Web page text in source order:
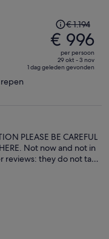
De
prijs
was
€ 1.194,
de
per
persoon
€ 1.194
€ 996
per persoon
29 okt - 3 nov
1 dag geleden gevonden
PLEASE BE CAREFUL
reviews: they do not take
of staff. We were not